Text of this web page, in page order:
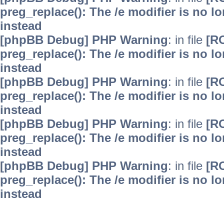
preg_replace(): The /e modifier is no
instead
[phpBB Debug] PHP Warning: in file
preg_replace(): The /e modifier is no
instead
[phpBB Debug] PHP Warning: in file
preg_replace(): The /e modifier is no
instead
[phpBB Debug] PHP Warning: in file
preg_replace(): The /e modifier is no
instead
[phpBB Debug] PHP Warning: in file
preg_replace(): The /e modifier is no
instead